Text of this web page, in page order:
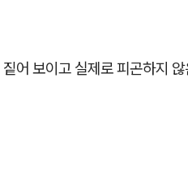
어 보이고 실제로 피곤하지